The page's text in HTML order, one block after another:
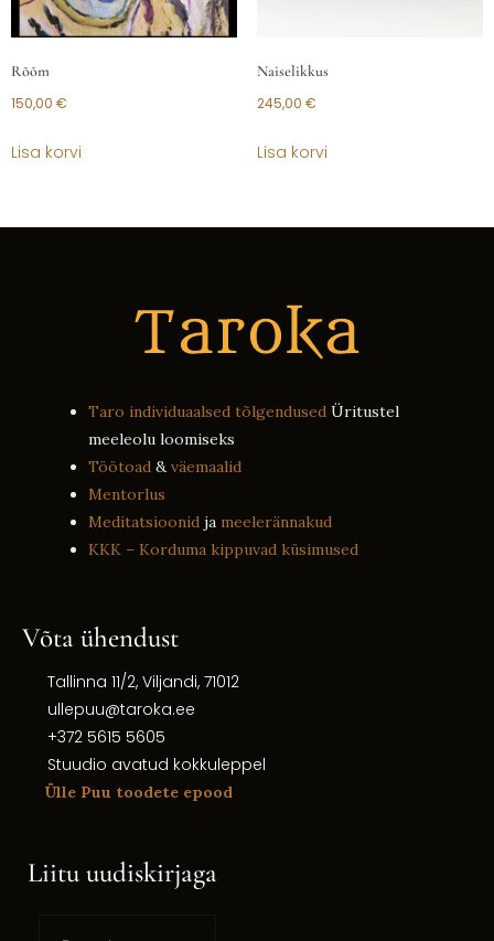
Rõõm
150,00 €
Lisa korvi
Naiselikkus
245,00 €
Lisa korvi
Taro individuaalsed tõlgendused Üritustel
meeleolu loomiseks
Töötoad &väemaalid
Mentorlus
Meditatsioonid ja meelerännakud
KKK – Korduma kippuvad küsimused
Võta ühendust
Tallinna 11/2, Viljandi, 71012
ullepuu@taroka.ee
+372 5615 5605
Stuudio avatud kokkuleppel
Ülle Puu toodete epood
Liitu uudiskirjaga